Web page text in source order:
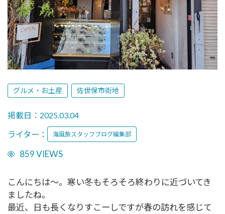
グルメ・お土産 佐世保市街地
掲載日：2025.03.04
ライター：
海風旅スタッフブログ編集部
859 VIEWS
こんにちは～。寒い冬もそろそろ終わりに近づいてき
ましたね。
最近、日も長くなりすこーしですが春の訪れを感じて